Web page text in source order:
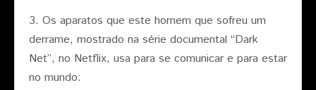
3. Os aparatos que este homem que sofreu um
derrame, mostrado na série documental “Dark
Net”, no Netflix, usa para se comunicar e para estar
no mundo: